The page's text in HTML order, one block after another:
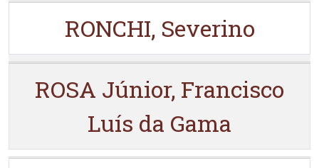
RONCHI, Severino
ROSA Júnior, Francisco
Luís da Gama